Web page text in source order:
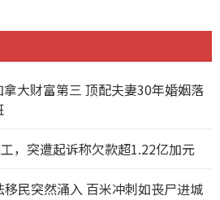
大财富第三 顶配夫妻30年婚姻落
，突遭起诉称欠款超1.22亿加元
民突然涌入 百米冲刺如丧尸进城